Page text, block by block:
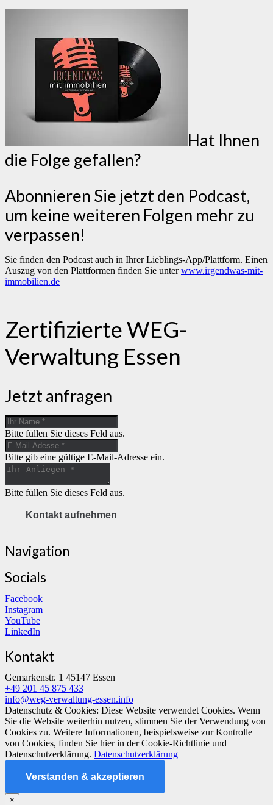
Hat Ihnen
die Folge gefallen?
Abonnieren Sie jetzt den Podcast,
um keine weiteren Folgen mehr zu
verpassen!
Sie finden den Podcast auch in Ihrer Lieblings-App/Plattform. Einen
Auszug von den Plattformen finden Sie unterwww.irgendwas-mit-
immobilien.de
Zertifizierte WEG-
Verwaltung Essen
Jetzt anfragen
Bitte füllen Sie dieses Feld aus.
Bitte gib eine gültige E-Mail-Adresse ein.
Bitte füllen Sie dieses Feld aus.
Kontakt aufnehmen
Navigation
Socials
Facebook
Instagram
YouTube
LinkedIn
Kontakt
Gemarkenstr. 1 45147 Essen
+49 201 45 875 433
info@weg-verwaltung-essen.info
Datenschutz & Cookies: Diese Website verwendet Cookies. Wenn
Sie die Website weiterhin nutzen, stimmen Sie der Verwendung von
Cookies zu. Weitere Informationen, beispielsweise zur Kontrolle
von Cookies, finden Sie hier in der Cookie-Richtlinie und
Datenschutzerklärung. Datenschutzerklärung
Verstanden & akzeptieren
×